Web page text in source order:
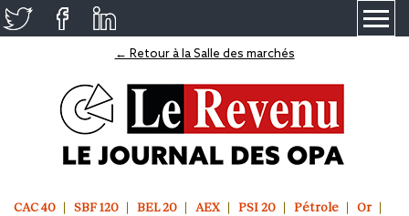
← Retour à la Salle des marchés
CAC 40 SBF 120 BEL 20 AEX PSI 20 Pétrole
Or